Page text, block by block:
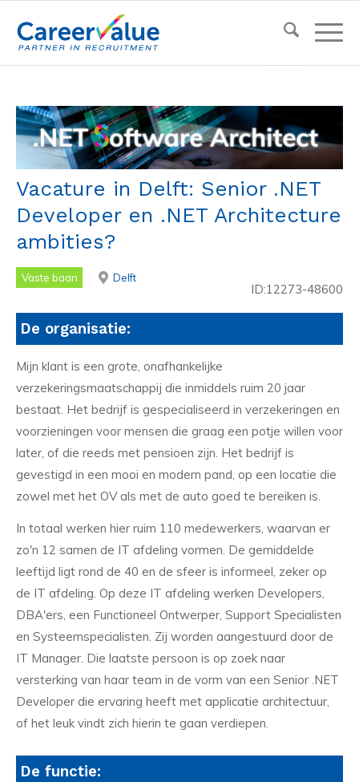
Vacature in Delft: Senior .NET
Developer en .NET Architecture
ambities?
Vaste baan Delft
ID:12273-48600
De organisatie:
Mijn klant is een grote, onafhankelijke
verzekeringsmaatschappij die inmiddels ruim 20 jaar
bestaat. Het bedrijf is gespecialiseerd in verzekeringen en
voorzieningen voor mensen die graag een potje willen voor
later, of die reeds met pensioen zijn. Het bedrijf is
gevestigd in een mooi en modern pand, op een locatie die
zowel met het OV als met de auto goed te bereiken is.
In totaal werken hier ruim 110 medewerkers, waarvan er
zo'n 12 samen de IT afdeling vormen. De gemiddelde
leeftijd ligt rond de 40 en de sfeer is informeel, zeker op
de IT afdeling. Op deze IT afdeling werken Developers,
DBA'ers, een Functioneel Ontwerper, Support Specialisten
en Systeemspecialisten. Zij worden aangestuurd door de
IT Manager. Die laatste persoon is op zoek naar
versterking van haar team in de vorm van een Senior .NET
Developer die ervaring heeft met applicatie architectuur,
of het leuk vindt zich hierin te gaan verdiepen.
De functie: